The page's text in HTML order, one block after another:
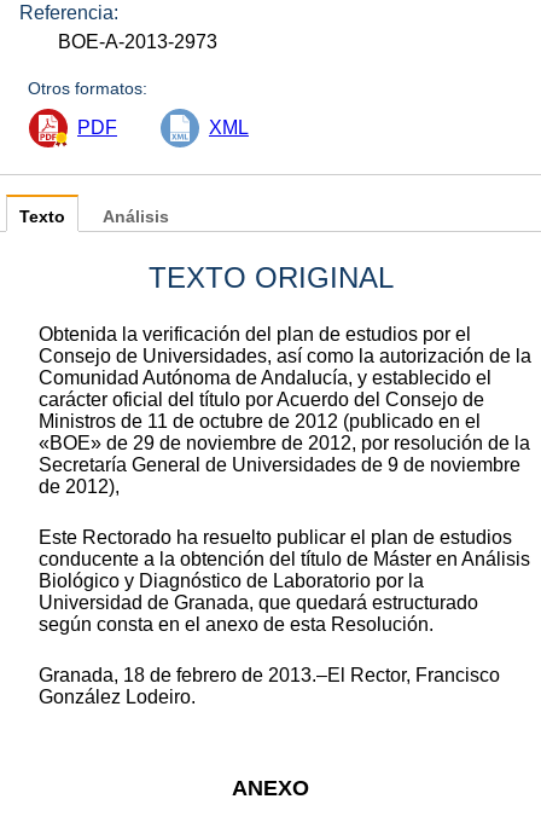
Referencia:
BOE-A-2013-2973
Otros formatos:
PDF XML
Texto
TEXTO ORIGINAL
Obtenida la verificación del plan de estudios por el
Consejo de Universidades, así como la autorización de la
Comunidad Autónoma de Andalucía, y establecido el
carácter oficial del título por Acuerdo del Consejo de
Ministros de 11 de octubre de 2012 (publicado en el
«BOE» de 29 de noviembre de 2012, por resolución de la
Secretaría General de Universidades de 9 de noviembre
de 2012),
Este Rectorado ha resuelto publicar el plan de estudios
conducente a la obtención del título de Máster en Análisis
Biológico y Diagnóstico de Laboratorio por la
Universidad de Granada, que quedará estructurado
según consta en el anexo de esta Resolución.
Granada, 18 de febrero de 2013.–El Rector, Francisco
González Lodeiro.
ANEXO
Análisis